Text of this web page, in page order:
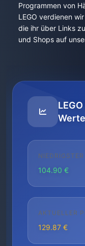
Programmen von
LEGO verdienen
die ihr über Links
und Shops auf
NIEDRIGSTER
104.90 €
AKTUELLER
129.87 €